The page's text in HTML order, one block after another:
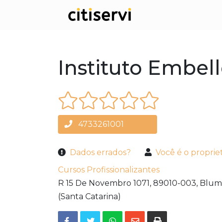
Instituto
4733261001
Dados errados?
Você é o
Cursos Profissionalizantes
R 15 De Novembro 1071, 89010-003,
(Santa Catarina)